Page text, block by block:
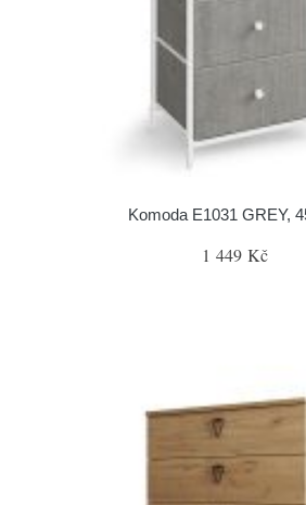
Komoda E1031 GREY,
1 449 Kč